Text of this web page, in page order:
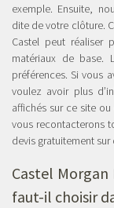
exemple. Ensuite,
dite de votre clôture.
Castel peut réaliser
matériaux de
préférences. Si vous
voulez avoir plus
affichés sur ce site
vous recontacterons
devis gratuitement sur
Castel
faut-il choisir